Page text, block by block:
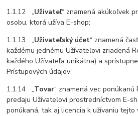
1.1.12 „Uživateľ“ znamená akúkoľvek
osobu, ktorá užíva E-shop;
1.1.13 „Uživateľský účet“ znamená
každému jednému Užívateľovi zriadená
každého Užívateľa unikátna) a
Prístupových údajov;
1.1.14 „Tovar“ znamená vec
predaju Užívateľovi prostredníctvom E-
ponúkaná, tak aj licencia k užívaniu tejto